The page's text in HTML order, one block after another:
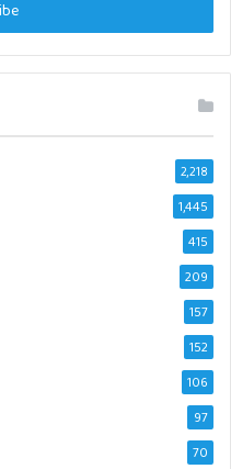
2,218
1,445
415
209
157
152
106
97
70